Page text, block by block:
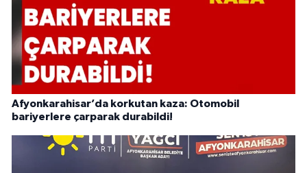
Afyonkarahisar’da korkutan kaza: Otomobil
bariyerlere çarparak durabildi!